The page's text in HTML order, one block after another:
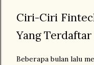
Ciri-Ciri
Yang
Beberapa bulan lalu